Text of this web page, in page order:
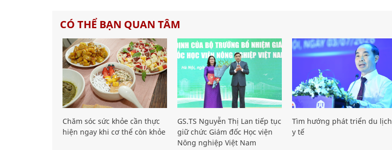
CÓ THỂ BẠN QUAN TÂM
Chăm sóc sức khỏe cần thực
hiện ngay khi cơ thể còn khỏe
GS.TS Nguyễn Thị Lan tiếp tục
giữ chức Giám đốc Học viện
Nông nghiệp Việt Nam
Tìm hướng phát triển du lịch
y tế